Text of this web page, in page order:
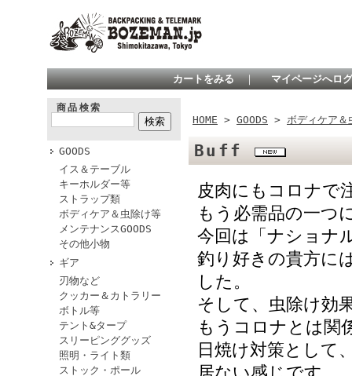
カートをみる ｜ マイページへロ
商品検索
GOODS
イス＆テーブル
キーホルダー等
ストラップ類
ボディケア＆虫除け等
メンテナンスGOODS
その他小物
ギア
刃物など
クッカー＆カトラリー
ボトル等
テント&タープ
スリーピンググッズ
照明・ライト類
ストック・ポール
HOME > GOODS > ボディケア＆
Buff
皮肉にもコロナで
もう必需品の一つ
今回は「ナショナ
釣り好きの貴方に
した。
そして、虫除け効
もうコロナとは関
日焼け対策として